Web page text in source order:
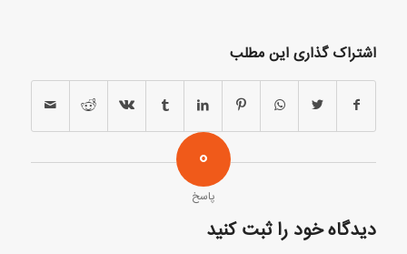
اشتراک گذاری این مطلب
0
پاسخ
دیدگاه خود را ثبت کنید